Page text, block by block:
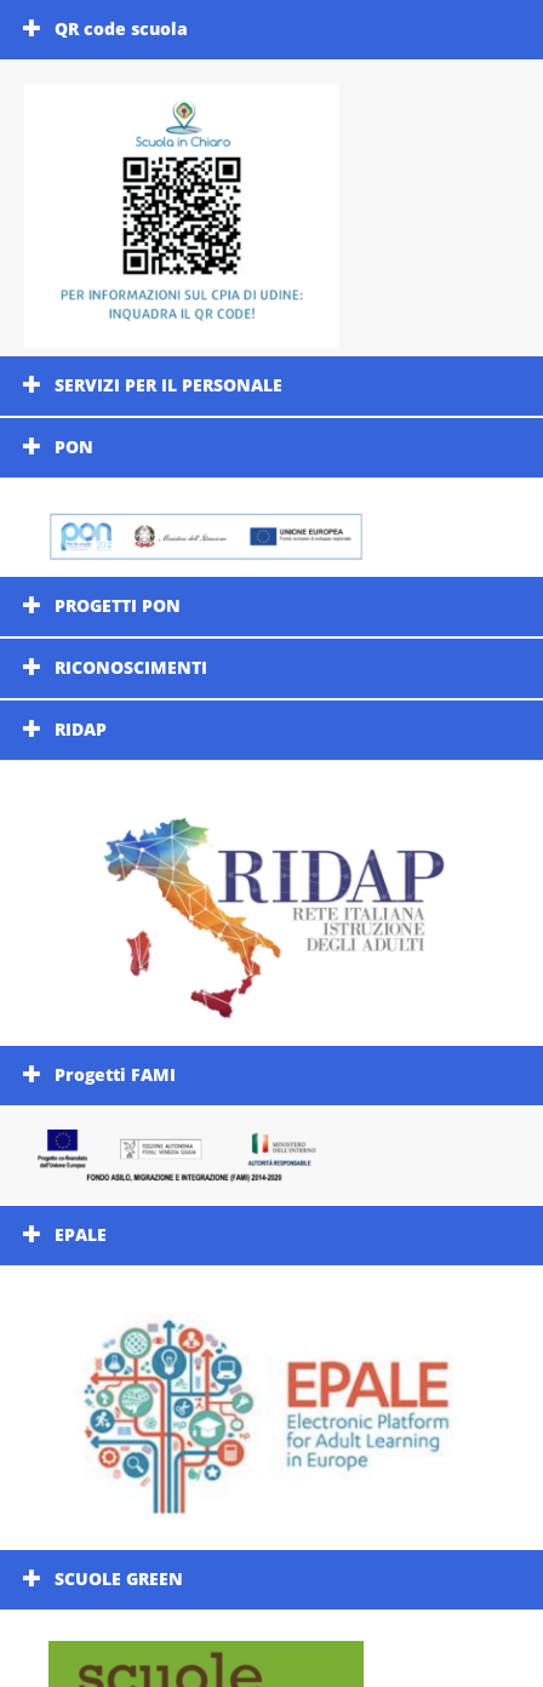
QR code scuola
SERVIZI PER IL PERSONALE
PON
PROGETTI PON
RICONOSCIMENTI
RIDAP
Progetti FAMI
EPALE
SCUOLE GREEN